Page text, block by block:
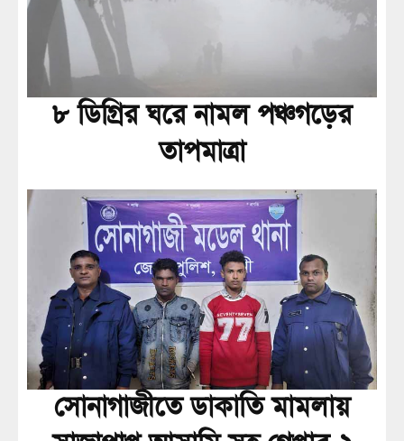
৮ ডিগ্রির ঘরে নামল পঞ্চগড়ের
তাপমাত্রা
সোনাগাজীতে ডাকাতি মামলায়